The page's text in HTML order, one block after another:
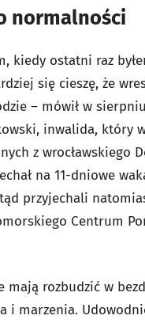
normalności
kiedy ostatni raz
się cieszę, że
– mówił w
inwalida, który
z wrocławskiego
na 11-dniowe
przyjechali
Centrum
mają rozbudzić w
i marzenia.